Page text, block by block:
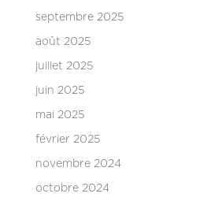
septembre 2025
août 2025
juillet 2025
juin 2025
mai 2025
février 2025
novembre 2024
octobre 2024